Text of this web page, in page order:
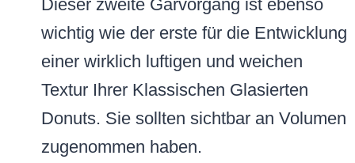
Dieser zweite Gärvorgang ist ebenso
wichtig wie der erste für die Entwicklung
einer wirklich luftigen und weichen
Textur Ihrer Klassischen Glasierten
Donuts. Sie sollten sichtbar an Volumen
zugenommen haben.